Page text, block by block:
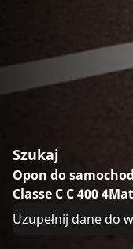
Szukaj
Opon do
Classe C C 400
Uzupełnij dane do